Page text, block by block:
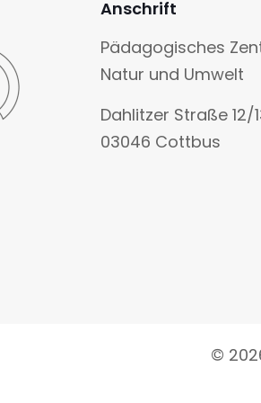
Anschrift
Pädagogisches
Natur und Umwelt
Dahlitzer Straße 12/
03046 Cottbus
©